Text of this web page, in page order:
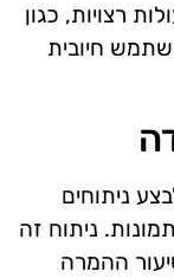
רצויות, כגון
חיובית
ניתוחים
ניתוח זה
ההמרה